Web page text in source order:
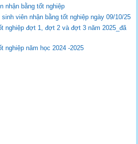
nhận bằng tốt nghiệp
viên nhận bằng tốt nghiệp ngày 09/10/25
nghiệp đợt 1, đợt 2 và đợt 3 năm 2025_đã
nghiệp năm học 2024 -2025